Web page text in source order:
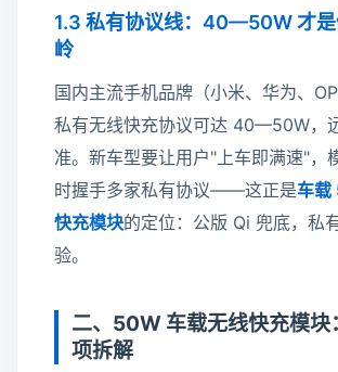
1.3 私有协议线：40—50W 才
岭
国内主流手机品牌（小米、华为、
私有无线快充协议可达 40—50W，
准。新车型要让用户"上车即满速"，
时握手多家私有协议——这正是车载
快充模块的定位：公版 Qi 兜底，私
验。
二、50W 车载无线快充模块
项拆解